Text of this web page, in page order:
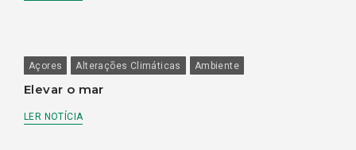
Açores Alterações Climáticas Ambiente
Elevar o mar
LER NOTÍCIA